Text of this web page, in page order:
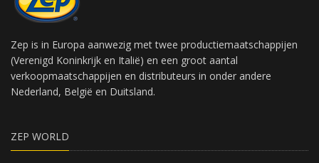
Zep is in Europa aanwezig met twee productiemaatschappijen
(Verenigd Koninkrijk en Italië) en een groot aantal
verkoopmaatschappijen en distributeurs in onder andere
Nederland, België en Duitsland.
ZEP WORLD